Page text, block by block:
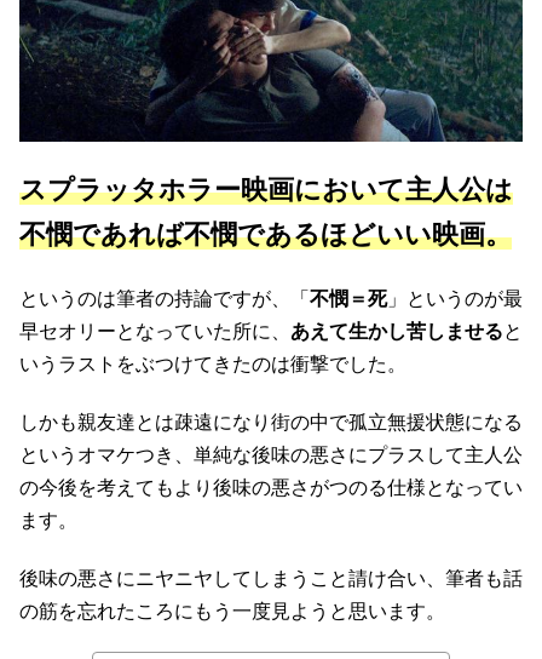
スプラッタホラー映画において主人公は
不憫であれば不憫であるほどいい映画。
というのは筆者の持論ですが、「 不憫＝死」というのが最
早セオリーとなっていた所に、 あえて生かし苦しませると
いうラストをぶつけてきたのは衝撃でした。
しかも親友達とは疎遠になり街の中で孤立無援状態になる
というオマケつき、単純な後味の悪さにプラスして主人公
の今後を考えてもより後味の悪さがつのる仕様となってい
ます。
後味の悪さにニヤニヤしてしまうこと請け合い、筆者も話
の筋を忘れたころにもう一度見ようと思います。